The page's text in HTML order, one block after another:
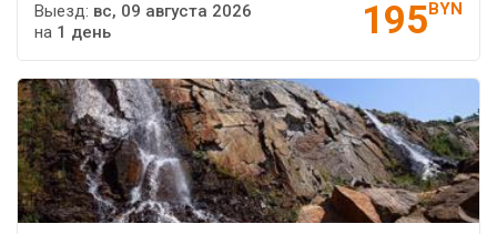
195BYN
Выезд: вс, 09 августа 2026
на 1 день